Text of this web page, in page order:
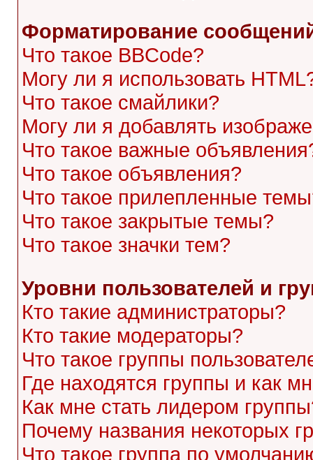
Форматирование
Что такое BBCode?
Могу ли я использовать
Что такое смайлики?
Могу ли я добавлять
Что такое важные
Что такое объявления?
Что такое прилепленные
Что такое закрытые темы?
Что такое значки тем?
Уровни пользователей и
Кто такие администраторы?
Кто такие модераторы?
Что такое группы
Где находятся группы и как
Как мне стать лидером
Почему названия некоторых
Что такое группа по